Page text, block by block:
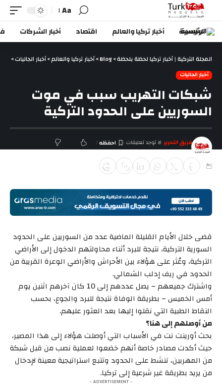
Aa
الرئيسية أخبار تركيا والعالم اقتصاد أخبار الشركات
المجلة التركية | أخبار تركيا لحظة بلحظة>
Blog
>أخبار تركيا والعالم>أخبار الجاليات>
أخبار الجاليات
شبكات التهريب سبب في موت
السوريين على الحدود التركية
آخر تحديث فبراير 15, 2019 6:30 م
فريق التحرير لا توجد تعليقات
قضى خلال الأيام القليلة الماضية عدد من السوريين على الحدود
السورية التركية، نتيجة للبرد أثناء محاولتهم الدخول إلى الأراضي
التركية، وعُثر على هؤلاء بين الأحراش والأراضي الوعرة القريبة من
الحدود في ريف إدلب الشمالي.
واشترك جميعهم – يصل عددهم إلى 10 كان آخرهم اثنين يوم
أمس الخميس – بطريقة الوفاة نتيجة للبرد والجوع، بحسب
النقاط الطبية التي نقلوا إليها بعد العثور عليهم.
من أوصلهم إلى هنا؟
بحث أورينت نت في الأسباب التي أوصلت هؤلاء إلى هذا المصير،
حيث أكدت مصادر خاصة أنهم خضعوا لعملية نصب من قبل شبكة
من المهربين، تنشط على الحدود وتتبع استراتيجية معينة لإدخال
من يريد بطريقة غير شرعية إلى تركيا.
- ADVERTISEMENT -